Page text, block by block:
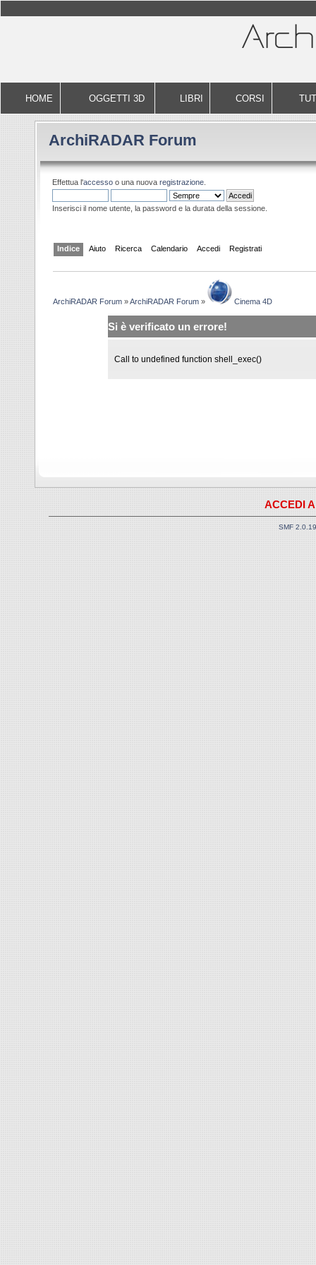
HOME OGGETTI 3D LIBRI CORSI
ArchiRADAR Forum
Effettua l'accesso o una nuova registrazione.
Inserisci il nome utente, la password e la durata della sessione.
Indice Aiuto Ricerca Calendario Accedi Registrati
ArchiRADAR Forum »ArchiRADAR Forum » Cinema 4D
Si è verificato un errore!
Call to undefined function shell_exec()
ACCEDI
SMF 2.0.19